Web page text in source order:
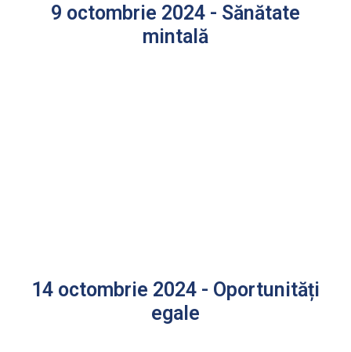
9 octombrie 2024 - Sănătate
mintală
14 octombrie 2024 - Oportunități
egale